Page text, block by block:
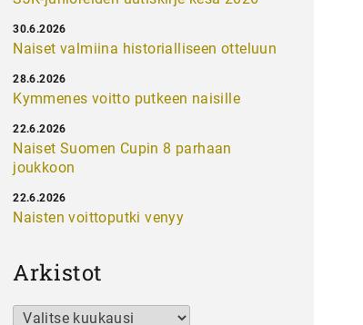
Naiset valmiina historialliseen otteluun
30.6.2026
Kymmenes voitto putkeen naisille
28.6.2026
Naiset Suomen Cupin 8 parhaan
joukkoon
22.6.2026
Naisten voittoputki venyy
22.6.2026
Arkistot
Arkistot